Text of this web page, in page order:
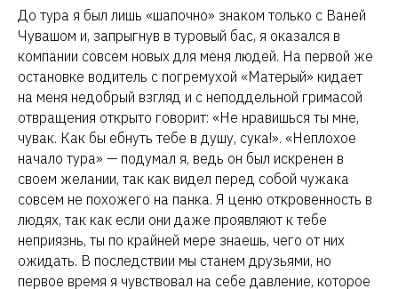
До тура я был лишь «шапочно» знаком только с Ваней
Чувашом и, запрыгнув в туровый бас, я оказался в
компании совсем новых для меня людей. На первой же
остановке водитель с погремухой «Матерый» кидает
на меня недобрый взгляд и с неподдельной гримасой
отвращения открыто говорит: «Не нравишься ты мне,
чувак. Как бы ебнуть тебе в душу, сука!». «Неплохое
начало тура» — подумал я, ведь он был искренен в
своем желании, так как видел перед собой чужака
совсем не похожего на панка. Я ценю откровенность в
людях, так как если они даже проявляют к тебе
неприязнь, ты по крайней мере знаешь, чего от них
ожидать. В последствии мы станем друзьями, но
первое время я чувствовал на себе давление, которое